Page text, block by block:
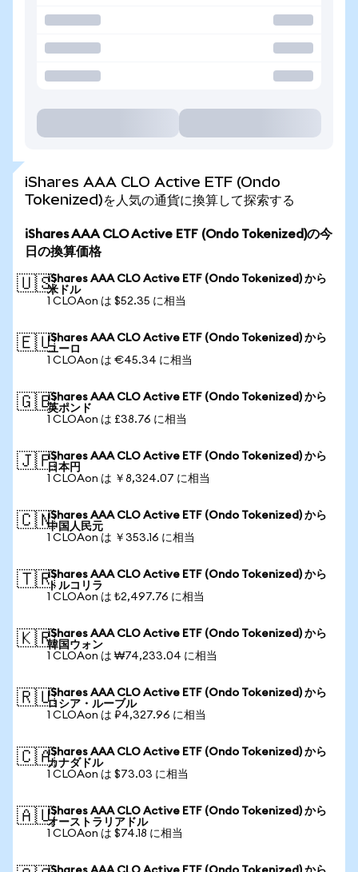
iShares AAA CLO Active ETF (Ondo
Tokenized)を人気の通貨に換算して探索する
iShares AAA CLO Active ETF (Ondo Tokenized)の今
日の換算価格
🇺🇸iShares AAA CLO Active ETF (Ondo Tokenized) から
米ドル
1 CLOAon は $52.35 に相当
🇪🇺iShares AAA CLO Active ETF (Ondo Tokenized) から
ユーロ
1 CLOAon は €45.34 に相当
🇬🇧iShares AAA CLO Active ETF (Ondo Tokenized) から
英ポンド
1 CLOAon は £38.76 に相当
🇯🇵iShares AAA CLO Active ETF (Ondo Tokenized) から
日本円
1 CLOAon は ￥8,324.07 に相当
🇨🇳iShares AAA CLO Active ETF (Ondo Tokenized) から
中国人民元
1 CLOAon は ￥353.16 に相当
🇹🇷iShares AAA CLO Active ETF (Ondo Tokenized) から
トルコリラ
1 CLOAon は ₺2,497.76 に相当
🇰🇷iShares AAA CLO Active ETF (Ondo Tokenized) から
韓国ウォン
1 CLOAon は ₩74,233.04 に相当
🇷🇺iShares AAA CLO Active ETF (Ondo Tokenized) から
ロシア・ルーブル
1 CLOAon は ₽4,327.96 に相当
🇨🇦iShares AAA CLO Active ETF (Ondo Tokenized) から
カナダドル
1 CLOAon は $73.03 に相当
🇦🇺iShares AAA CLO Active ETF (Ondo Tokenized) から
オーストラリアドル
1 CLOAon は $74.18 に相当